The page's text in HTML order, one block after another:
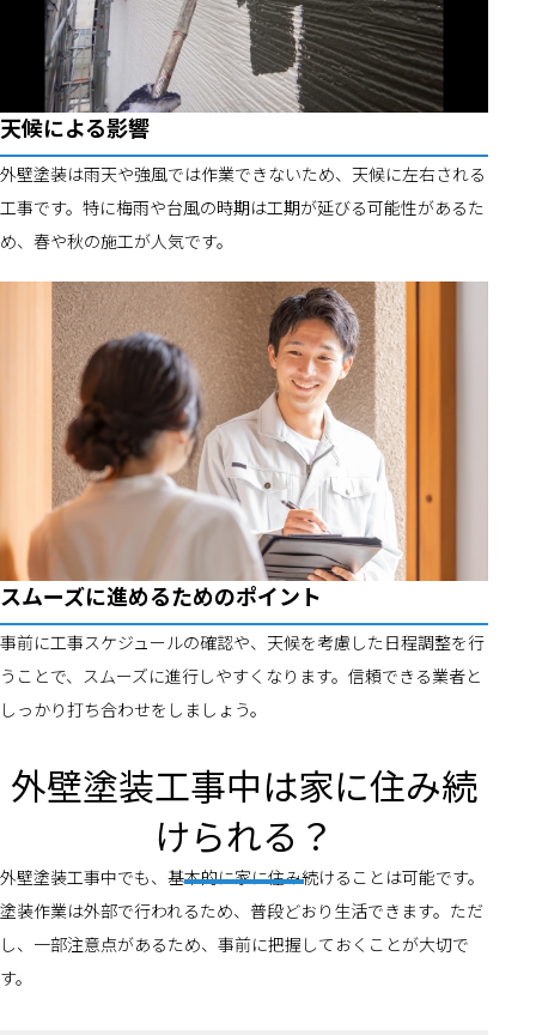
天候による影響
外壁塗装は雨天や強風では作業できないため、天候に左右される
工事です。特に梅雨や台風の時期は工期が延びる可能性があるた
め、春や秋の施工が人気です。
スムーズに進めるためのポイント
事前に工事スケジュールの確認や、天候を考慮した日程調整を行
うことで、スムーズに進行しやすくなります。信頼できる業者と
しっかり打ち合わせをしましょう。
外壁塗装工事中は家に住み続
けられる？
外壁塗装工事中でも、基本的に家に住み続けることは可能です。
塗装作業は外部で行われるため、普段どおり生活できます。ただ
し、一部注意点があるため、事前に把握しておくことが大切で
す。